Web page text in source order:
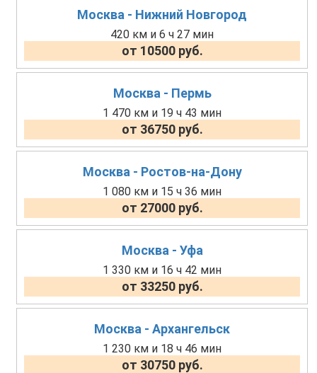
Москва - Нижний Новгород
420 км и 6 ч 27 мин
от 10500 руб.
Москва - Пермь
1 470 км и 19 ч 43 мин
от 36750 руб.
Москва - Ростов-на-Дону
1 080 км и 15 ч 36 мин
от 27000 руб.
Москва - Уфа
1 330 км и 16 ч 42 мин
от 33250 руб.
Москва - Архангельск
1 230 км и 18 ч 46 мин
от 30750 руб.